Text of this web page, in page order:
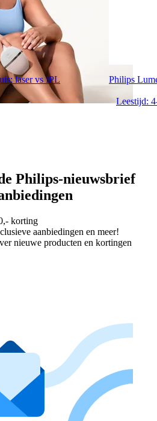
laser vs IPL Philips
Leestijd:
Philips-nieuwsbrief
korting
aanbiedingen en meer!
nieuwe producten en kortingen